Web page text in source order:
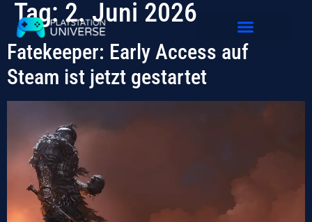
Tag:2. Juni 2026
Fatekeeper: Early Access auf
Steam ist jetzt gestartet